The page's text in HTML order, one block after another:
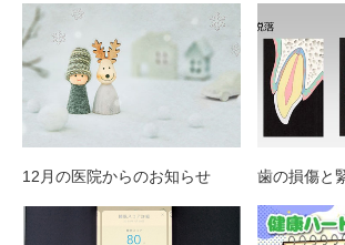
12月の医院からのお知らせ 歯の損傷と